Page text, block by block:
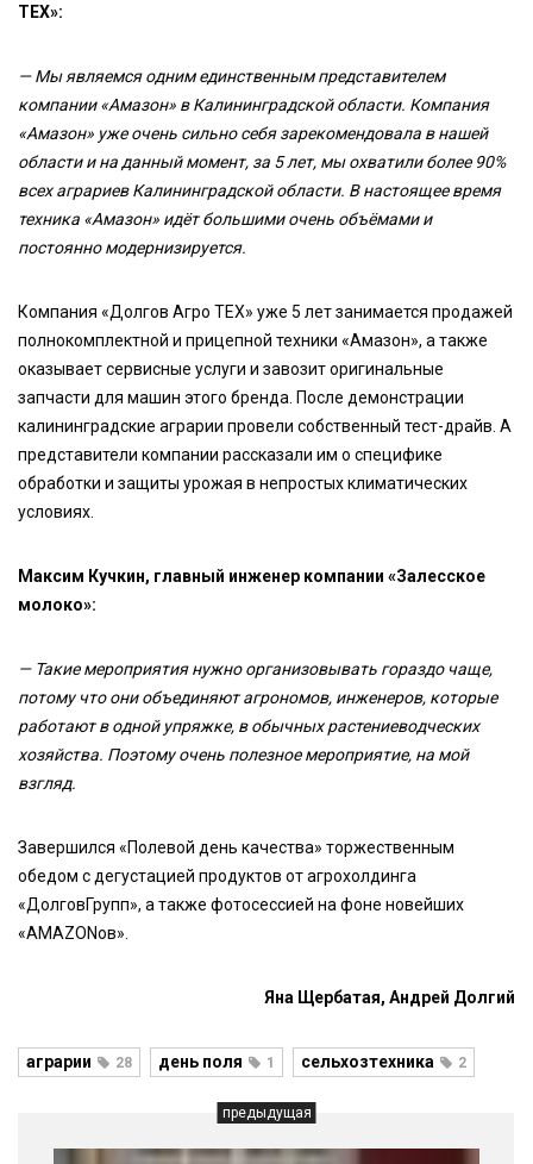
ТЕХ»:
— Мы являемся одним единственным представителем
компании «Амазон» в Калининградской области. Компания
«Амазон» уже очень сильно себя зарекомендовала в нашей
области и на данный момент, за 5 лет, мы охватили более 90%
всех аграриев Калининградской области. В настоящее время
техника «Амазон» идёт большими очень объёмами и
постоянно модернизируется.
Компания «Долгов Агро ТЕХ» уже 5 лет занимается продажей
полнокомплектной и прицепной техники «Амазон», а также
оказывает сервисные услуги и завозит оригинальные
запчасти для машин этого бренда. После демонстрации
калининградские аграрии провели собственный тест-драйв. А
представители компании рассказали им о специфике
обработки и защиты урожая в непростых климатических
условиях.
Максим Кучкин, главный инженер компании «Залесское
молоко»:
— Такие мероприятия нужно организовывать гораздо чаще,
потому что они объединяют агрономов, инженеров, которые
работают в одной упряжке, в обычных растениеводческих
хозяйства. Поэтому очень полезное мероприятие, на мой
взгляд.
Завершился «Полевой день качества» торжественным
обедом с дегустацией продуктов от агрохолдинга
«ДолговГрупп», а также фотосессией на фоне новейших
«AMAZONов».
Яна Щербатая, Андрей Долгий
аграрии 28 день поля 1 сельхозтехника 2
предыдущая